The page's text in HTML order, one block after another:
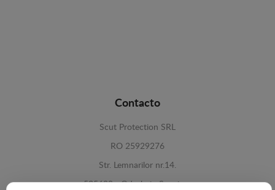
Contacto
Scut Protection SRL
RO 25929276
Str. Lemnarilor nr.14.
535600 - Odorheiu Secuiesc